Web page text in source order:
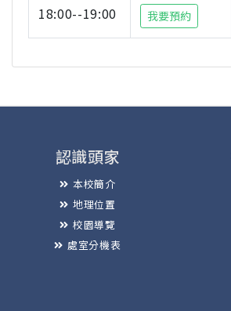
18:00--19:00 我要預約
認識頭家
本校簡介
地理位置
校園導覽
處室分機表